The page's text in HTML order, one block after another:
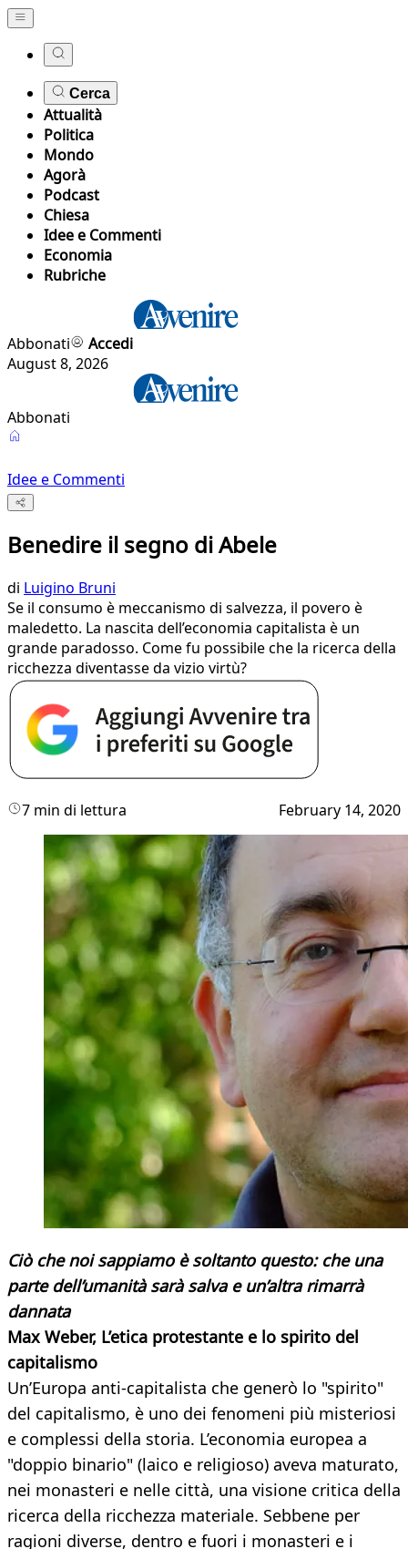
Cerca
Attualità
Politica
Mondo
Agorà
Podcast
Chiesa
Idee e Commenti
Economia
Rubriche
Abbonati
Accedi
August 8, 2026
Abbonati
Idee e Commenti
Benedire il segno di Abele
di Luigino Bruni
Se il consumo è meccanismo di salvezza, il povero è
maledetto. La nascita dell’economia capitalista è un
grande paradosso. Come fu possibile che la ricerca della
ricchezza diventasse da vizio virtù?
7 min di lettura February 14, 2020
Ciò che noi sappiamo è soltanto questo: che una
parte dell’umanità sarà salva e un’altra rimarrà
dannata
Max Weber, L’etica protestante e lo spirito del
capitalismo
Un’Europa anti-capitalista che generò lo "spirito"
del capitalismo, è uno dei fenomeni più misteriosi
e complessi della storia. L’economia europea a
"doppio binario" (laico e religioso) aveva maturato,
nei monasteri e nelle città, una visione critica della
ricerca della ricchezza materiale. Sebbene per
ragioni diverse, dentro e fuori i monasteri e i